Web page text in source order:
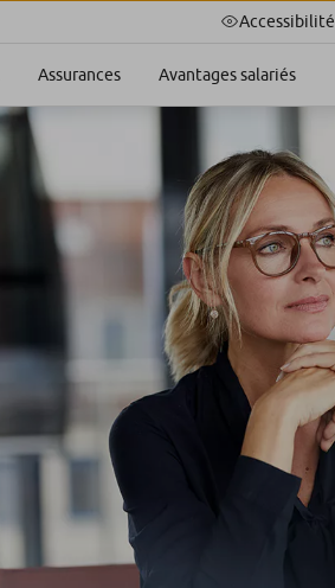
Accessibilité
Assurances Avantages salariés